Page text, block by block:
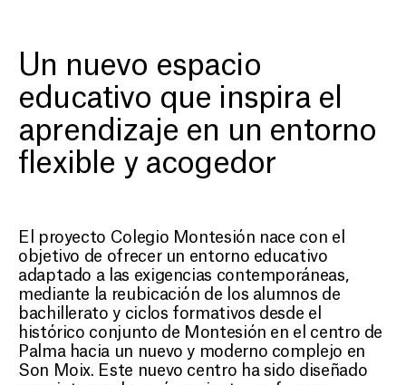
Graseducación con un nuevo
complejo que favorece el
trabajo en equipo y el
aprendizaje compartido
Un nuevo espacio
educativo que inspira el
aprendizaje en un entorno
flexible y acogedor
El proyecto Colegio Montesión nace con el
objetivo de ofrecer un entorno educativo
adaptado a las exigencias contemporáneas,
mediante la reubicación de los alumnos de
bachillerato y ciclos formativos desde el
histórico conjunto de Montesión en el centro de
Palma hacia un nuevo y moderno complejo en
Son Moix. Este nuevo centro ha sido diseñado